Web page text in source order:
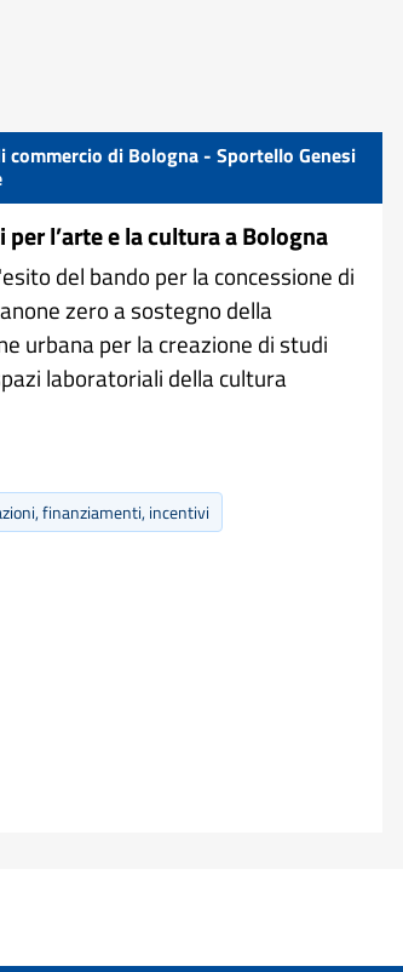
commercio di Bologna - Sportello Genesi
per l’arte e la cultura a Bologna
del bando per la concessione di
zero a sostegno della
urbana per la creazione di studi
laboratoriali della cultura
finanziamenti, incentivi